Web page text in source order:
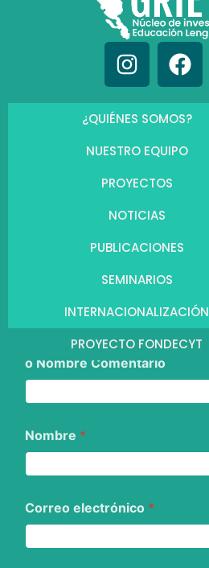
¿QUIÉNES SOMOS?
NUESTRO EQUIPO
PROYECTOS
NOTICIAS
PUBLICACIONES
SEMINARIOS
INTERNACIONALIZACIÓN
PROYECTO FONDECYT
o Nombre Comentario
Nombre *
Correo electrónico *